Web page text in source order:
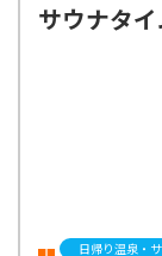
サウナタ
日帰り温泉・